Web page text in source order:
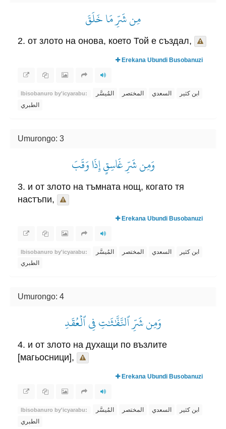
مِن شَرِّ مَا خَلَقَ
2. от злото на онова, което Той е създал,
Erekana Ubundi Busobanuzi
Ibisobanuro by'icyarabu: المُيسَّر المختصر السعدي
ابن كثير
الطبري
Umurongo: 3
وَمِن شَرِّ غَاسِقٍ إِذَا وَقَبَ
3. и от злото на тъмната нощ, когато тя
настъпи,
Erekana Ubundi Busobanuzi
Ibisobanuro by'icyarabu: المُيسَّر المختصر السعدي
ابن كثير
الطبري
Umurongo: 4
وَمِن شَرِّ ٱلنَّفَّٰثَٰتِ فِي ٱلۡعُقَدِ
4. и от злото на духащи по възлите
[магьосници],
Erekana Ubundi Busobanuzi
Ibisobanuro by'icyarabu: المُيسَّر المختصر السعدي
ابن كثير
الطبري